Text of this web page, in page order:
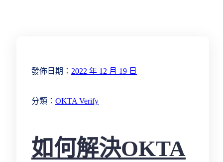
發佈日期： 2022 年 12 月 19 日
分類： OKTA Verify
如何解決OKTA